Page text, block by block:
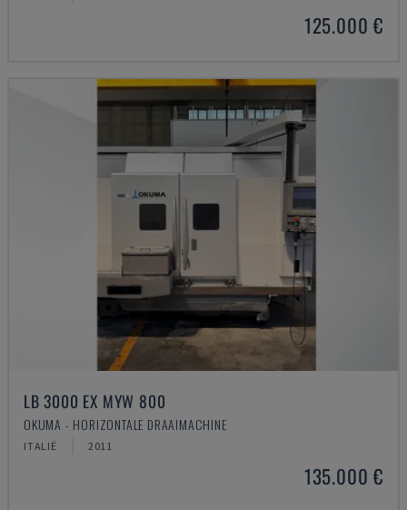
125.000 €
LB 3000 EX MYW 800
OKUMA - HORIZONTALE DRAAIMACHINE
ITALIË 2011
135.000 €